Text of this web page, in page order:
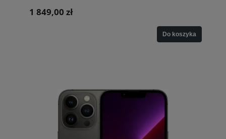
1 849,00 zł
Do koszyka